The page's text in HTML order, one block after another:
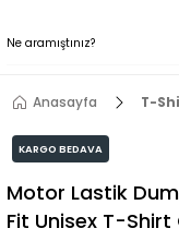
Anasayfa T-
KARGO BEDAVA
Motor Lastik
Fit Unisex T-